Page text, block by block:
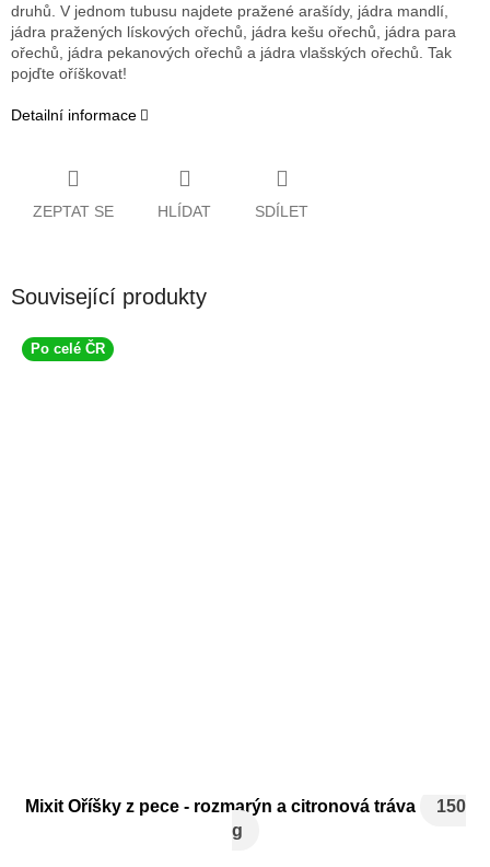
druhů. V jednom tubusu najdete pražené arašídy, jádra mandlí,
jádra pražených lískových ořechů, jádra kešu ořechů, jádra para
ořechů, jádra pekanových ořechů a jádra vlašských ořechů. Tak
pojďte oříškovat!
Detailní informace
ZEPTAT SE HLÍDAT SDÍLET
Související produkty
Po celé ČR
Mixit Oříšky z pece - rozmarýn a citronová tráva
150
g